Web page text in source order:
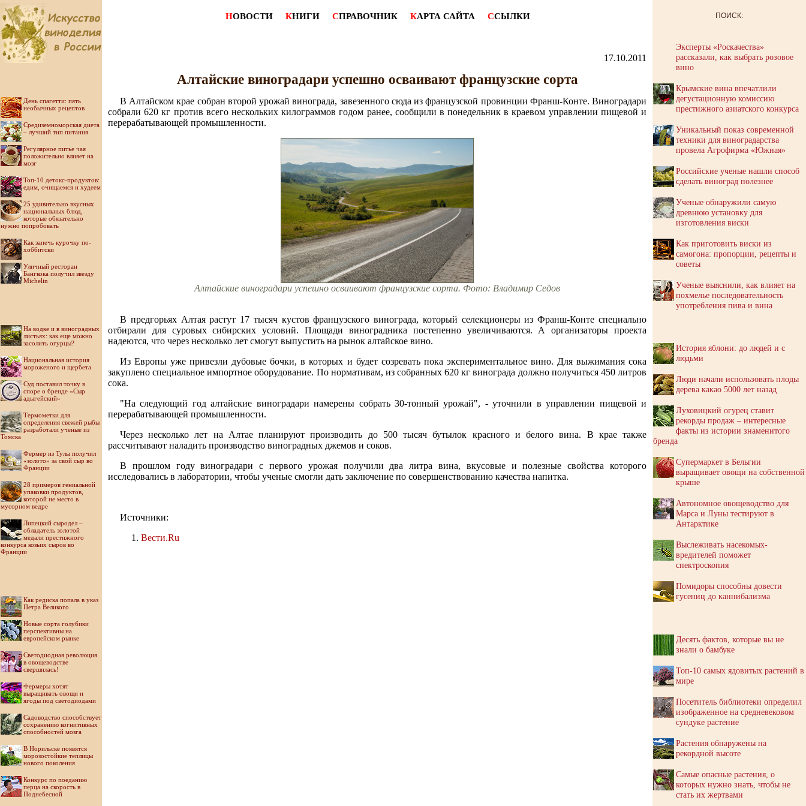
День спагетти: пять
необычных рецептов
Средиземноморская диета
– лучший тип питания
Регулярное питье чая
положительно влияет на
мозг
Топ-10 детокс-продуктов:
едим, очищаемся и худеем
25 удивительно вкусных
национальных блюд,
которые обязательно
нужно попробовать
Как запечь курочку по-
хоббитски
Уличный ресторан
Бангкока получил звезду
Michelin
На водке и в виноградных
листьях: как еще можно
засолить огурцы?
Национальная история
мороженого и щербета
Суд поставил точку в
споре о бренде «Сыр
адыгейский»
Термометки для
определения свежей рыбы
разработали ученые из
Томска
Фермер из Тулы получил
«золото» за свой сыр во
Франции
28 примеров гениальной
упаковки продуктов,
которой не место в
мусорном ведре
Липецкий сыродел –
обладатель золотой
медали престижного
конкурса козьих сыров во
Франции
Как редиска попала в указ
Петра Великого
Новые сорта голубики
перспективны на
европейском рынке
Светодиодная революция
в овощеводстве
свершилась!
Фермеры хотят
выращивать овощи и
ягоды под светодиодами
Садоводство способствует
сохранению когнитивных
способностей мозга
В Норильске появятся
морозостойкие теплицы
нового поколения
Конкурс по поеданию
перца на скорость в
Поднебесной
НОВОСТИ КНИГИ СПРАВОЧНИК КАРТА САЙТА ССЫЛКИ
17.10.2011
Алтайские виноградари успешно осваивают французские сорта
В Алтайском крае собран второй урожай винограда, завезенного сюда из французской провинции Франш-Конте. Виноградари
собрали 620 кг против всего нескольких килограммов годом ранее, сообщили в понедельник в краевом управлении пищевой и
перерабатывающей промышленности.
Алтайские виноградари успешно осваивают французские сорта. Фото: Владимир Седов
В предгорьях Алтая растут 17 тысяч кустов французского винограда, который селекционеры из Франш-Конте специально
отбирали для суровых сибирских условий. Площади виноградника постепенно увеличиваются. А организаторы проекта
надеются, что через несколько лет смогут выпустить на рынок алтайское вино.
Из Европы уже привезли дубовые бочки, в которых и будет созревать пока экспериментальное вино. Для выжимания сока
закуплено специальное импортное оборудование. По нормативам, из собранных 620 кг винограда должно получиться 450 литров
сока.
"На следующий год алтайские виноградари намерены собрать 30-тонный урожай", - уточнили в управлении пищевой и
перерабатывающей промышленности.
Через несколько лет на Алтае планируют производить до 500 тысяч бутылок красного и белого вина. В крае также
рассчитывают наладить производство виноградных джемов и соков.
В прошлом году виноградари с первого урожая получили два литра вина, вкусовые и полезные свойства которого
исследовались в лаборатории, чтобы ученые смогли дать заключение по совершенствованию качества напитка.
Источники:
Вести.Ru
ПОИСК:
Эксперты «Роскачества»
рассказали, как выбрать розовое
вино
Крымские вина впечатлили
дегустационную комиссию
престижного азиатского конкурса
Уникальный показ современной
техники для виноградарства
провела Агрофирма «Южная»
Российские ученые нашли способ
сделать виноград полезнее
Ученые обнаружили самую
древнюю установку для
изготовления виски
Как приготовить виски из
самогона: пропорции, рецепты и
советы
Ученые выяснили, как влияет на
похмелье последовательность
употребления пива и вина
История яблони: до людей и с
людьми
Люди начали использовать плоды
дерева какао 5000 лет назад
Луховицкий огурец ставит
рекорды продаж – интересные
факты из истории знаменитого
бренда
Супермаркет в Бельгии
выращивает овощи на собственной
крыше
Автономное овощеводство для
Марса и Луны тестируют в
Антарктике
Выслеживать насекомых-
вредителей поможет
спектроскопия
Помидоры способны довести
гусениц до каннибализма
Десять фактов, которые вы не
знали о бамбуке
Топ-10 самых ядовитых растений в
мире
Посетитель библиотеки определил
изображенное на средневековом
сундуке растение
Растения обнаружены на
рекордной высоте
Самые опасные растения, о
которых нужно знать, чтобы не
стать их жертвами